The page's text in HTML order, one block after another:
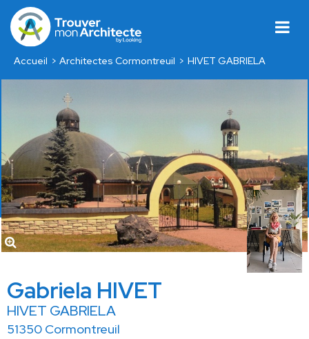
Accueil Architectes Cormontreuil HIVET GABRIELA
Gabriela HIVET
HIVET GABRIELA
51350 Cormontreuil